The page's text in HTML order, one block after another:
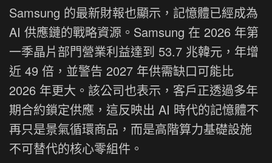
Samsung 的最新財報也顯示，記憶體已經成為
AI 供應鏈的戰略資源。Samsung 在 2026 年第
一季晶片部門營業利益達到 53.7 兆韓元，年增
近 49 倍，並警告 2027 年供需缺口可能比
2026 年更大。該公司也表示，客戶正透過多年
期合約鎖定供應，這反映出 AI 時代的記憶體不
再只是景氣循環商品，而是高階算力基礎設施
不可替代的核心零組件。